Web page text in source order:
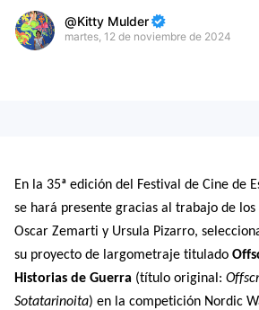
Kitty Mulder
martes, 12 de noviembre de 2024
Templates
En la 35ª edición del Festival de Cine de
se hará presente gracias al trabajo de los
Oscar Zemarti y Ursula Pizarro,
su proyecto de largometraje titulado
Historias de Guerra (título original:
Sotatarinoita) en la competición Nordic